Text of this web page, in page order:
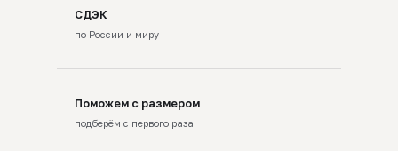
СДЭК
по России и миру
Поможем с размером
подберём с первого раза